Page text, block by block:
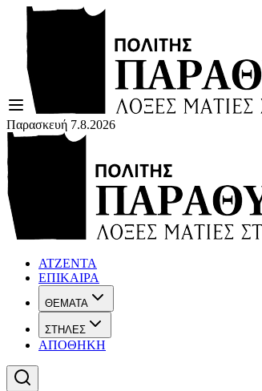
Παρασκευή 7.8.2026
ΑΤΖΕΝΤΑ
ΕΠΙΚΑΙΡΑ
ΘΕΜΑΤΑ
ΣΤΗΛΕΣ
ΑΠΟΘΗΚΗ